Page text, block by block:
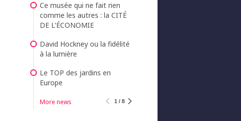
Ce musée qui ne fait rien
comme les autres : la CITÉ
DE L'ÉCONOMIE
David Hockney ou la fidélité
à la lumière
Le TOP des jardins en
Europe
More news 1 / 8